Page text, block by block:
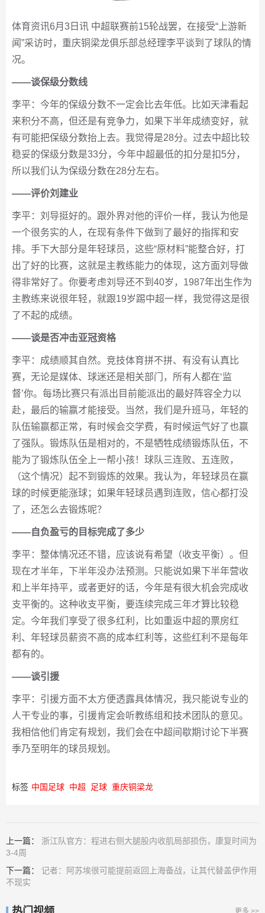
体育资讯6月3日讯 中超联赛前15轮战罢，在接受“上游新
闻”采访时，重庆铜梁龙俱乐部总经理李平谈到了球队的情
况。
——谈保级分数线
李平：今年的保级分数不一定会比去年低。比如天津看起
来积分不高，但还是有竞争力，如果下半年成绩变好，就
有可能把保级分数抬上去。我觉得是28分。过去中超比较
稳妥的保级分数是33分，今年中超最低的扣分是扣5分，
所以我们认为保级分数在28分左右。
——评价刘建业
李平：刘导挺好的。跟外界对他的评价一样，我认为他是
一个很务实的人，在现有条件下做到了最好的指挥和安
排。手下大部分是年轻球员，这些“原材料”能整合好，打
出了好的比赛，这就是主教练能力的体现，这方面刘导做
得非常好了。你要考虑刘导还不到40岁，1987年出生作为
主教练来说很年轻，就跟19岁踢中超一样，我觉得这是很
了不起的成绩。
——谈是否冲击亚冠资格
李平：成绩顺其自然。竞技体育拼不拼、有没有认真比
赛，无论是媒体、球迷还是相关部门，所有人都在‘监
督’你。每场比赛只有派出目前能派出的最好阵容全力以
赴，最后的输赢才能接受。当然，我们是升班马，年轻的
队伍输赢都正常，有时候会交学费，有时候运气好了也赢
了强队。锻炼队伍是相对的，不是牺牲成绩锻炼队伍，不
能为了锻炼队伍全上一帮小孩！球队三连败、五连败，
（这个情况）起不到锻炼的效果。我认为，年轻球员在赢
球的时候更能涨球；如果年轻球员遇到连败，信心都打没
了，还怎么去锻炼呢？
——自负盈亏的目标完成了多少
李平：整体情况还不错，应该说有希望（收支平衡）。但
现在才半年，下半年没办法预测。只能说如果下半年营收
和上半年持平，或者更好的话，今年是有很大机会完成收
支平衡的。这种收支平衡，要连续完成三年才算比较稳
定。今年我们享受了很多红利，比如重返中超的票房红
利、年轻球员薪资不高的成本红利等，这些红利不是每年
都有的。
——谈引援
李平：引援方面不太方便透露具体情况，我只能说专业的
人干专业的事，引援肯定会听教练组和技术团队的意见。
我相信他们肯定有规划，我们会在中超间歇期讨论下半赛
季乃至明年的球员规划。
标签 中国足球 中超 足球 重庆铜梁龙
上一篇： 浙江队官方：程进右侧大腿股内收肌局部损伤，康复时间为
3-4周
下一篇： 记者：阿苏埃很可能提前返回上海备战，让其代替盖伊作用
不现实